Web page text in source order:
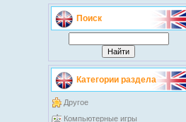
Поиск
Категории раздела
Другое
Компьютерные игры